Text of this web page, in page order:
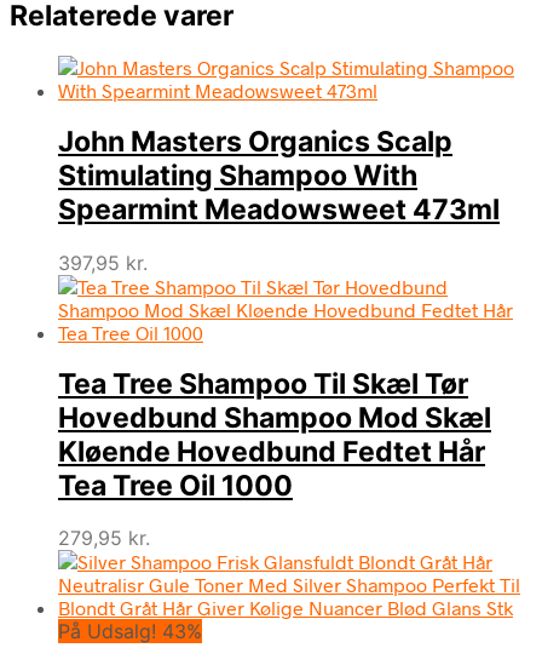
Relaterede varer
John Masters Organics Scalp
Stimulating Shampoo With
Spearmint Meadowsweet 473ml
397,95 kr.
Tea Tree Shampoo Til Skæl Tør
Hovedbund Shampoo Mod Skæl
Kløende Hovedbund Fedtet Hår
Tea Tree Oil 1000
279,95 kr.
På Udsalg! 43%